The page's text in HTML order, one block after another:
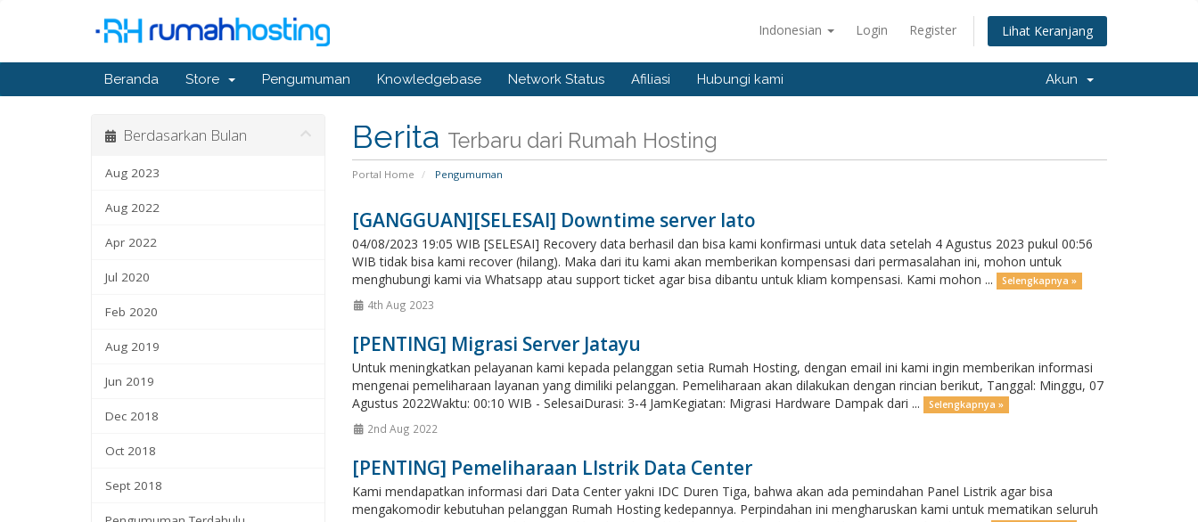
Indonesian Login Register Lihat Keranjang
Beranda Store Pengumuman Knowledgebase Network Status Afiliasi Hubungi kami Akun
Berita Terbaru dari Rumah Hosting
Portal Home Pengumuman
Berdasarkan Bulan
Aug 2023
Aug 2022
Apr 2022
Jul 2020
Feb 2020
Aug 2019
Jun 2019
Dec 2018
Oct 2018
Sept 2018
[GANGGUAN][SELESAI] Downtime server lato
04/08/2023 19:05 WIB [SELESAI] Recovery data berhasil dan bisa kami konfirmasi untuk data setelah 4 Agustus 2023 pukul 00:56
WIB tidak bisa kami recover (hilang). Maka dari itu kami akan memberikan kompensasi dari permasalahan ini, mohon untuk
menghubungi kami via Whatsapp atau support ticket agar bisa dibantu untuk kliam kompensasi. Kami mohon ...
Selengkapnya »
4th Aug 2023
[PENTING] Migrasi Server Jatayu
Untuk meningkatkan pelayanan kami kepada pelanggan setia Rumah Hosting, dengan email ini kami ingin memberikan informasi
mengenai pemeliharaan layanan yang dimiliki pelanggan. Pemeliharaan akan dilakukan dengan rincian berikut, Tanggal: Minggu, 07
Agustus 2022Waktu: 00:10 WIB - SelesaiDurasi: 3-4 JamKegiatan: Migrasi Hardware Dampak dari ...
Selengkapnya »
2nd Aug 2022
[PENTING] Pemeliharaan LIstrik Data Center
Kami mendapatkan informasi dari Data Center yakni IDC Duren Tiga, bahwa akan ada pemindahan Panel Listrik agar bisa
mengakomodir kebutuhan pelanggan Rumah Hosting kedepannya. Perpindahan ini mengharuskan kami untuk mematikan seluruh